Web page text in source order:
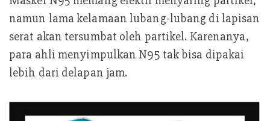
namun lama kelamaan lubang-lubang di lapisan
serat akan tersumbat oleh partikel. Karenanya,
para ahli menyimpulkan N95 tak bisa dipakai
lebih dari delapan jam.